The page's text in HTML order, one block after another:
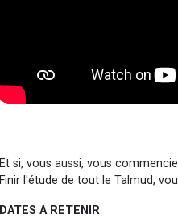
Et si, vous aussi, vous
Finir l'étude de tout le Talmud,
DATES A RETENIR